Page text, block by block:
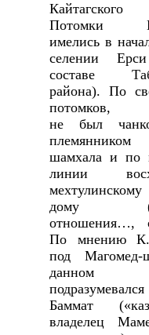
Потомки
имелись в
селении
составе
района). По
потомков,
не был
шамхала и по
линии
дому
отношения…,
По мнению
под Магомед-
данном
Баммат
владелец